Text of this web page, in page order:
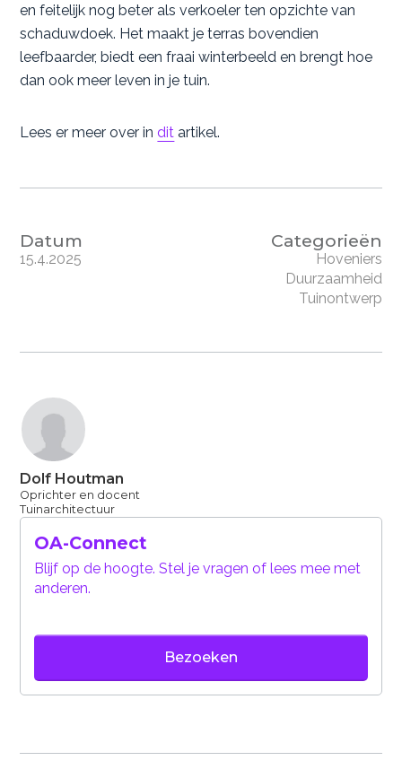
Dolf Houtman
Oprichter en docent
Tuinarchitectuur
OA-Connect
Blijf op de hoogte. Stel je vragen of lees mee met
anderen.
Bezoeken
en feitelijk nog beter als verkoeler ten opzichte van
schaduwdoek. Het maakt je terras bovendien
leefbaarder, biedt een fraai winterbeeld en brengt hoe
dan ook meer leven in je tuin.
Lees er meer over indit artikel.
Datum
15.4.2025
Categorieën
Hoveniers
Duurzaamheid
Tuinontwerp